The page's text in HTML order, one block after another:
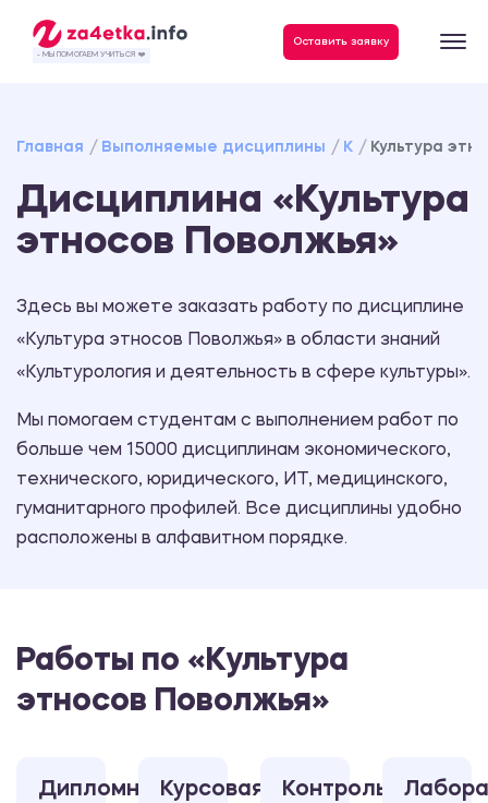
- МЫ ПОМОГАЕМ УЧИТЬСЯ ❤️
Оставить заявку
Главная Выполняемые дисциплины К Культура
Дисциплина «Культура
этносов Поволжья»
Здесь вы можете заказать работу по дисциплине
«Культура этносов Поволжья» в области знаний
«Культурология и деятельность в сфере культуры».
Мы помогаем студентам с выполнением работ по
больше чем 15000 дисциплинам экономического,
технического, юридического, ИТ, медицинского,
гуманитарного профилей. Все дисциплины удобно
расположены в алфавитном порядке.
Работы по «Культура
этносов Поволжья»
ДипломнаяКурсовая
Контрольная